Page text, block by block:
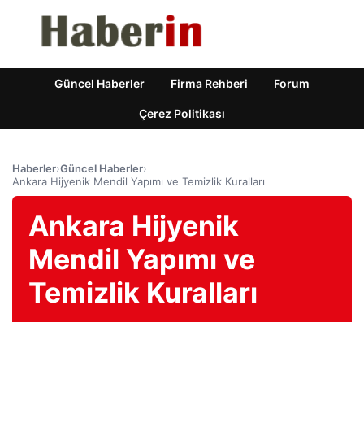
Güncel Haberler Firma Rehberi Forum
Çerez Politikası
Haberler›Güncel Haberler›
Ankara Hijyenik Mendil Yapımı ve Temizlik Kuralları
Ankara Hijyenik
Mendil Yapımı ve
Temizlik Kuralları